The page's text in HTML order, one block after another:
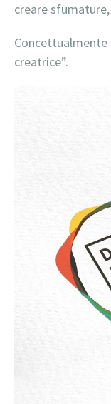
creare
Concettualmente
creatrice”.